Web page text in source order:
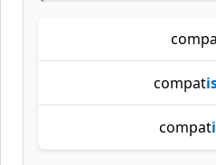
compat
compat